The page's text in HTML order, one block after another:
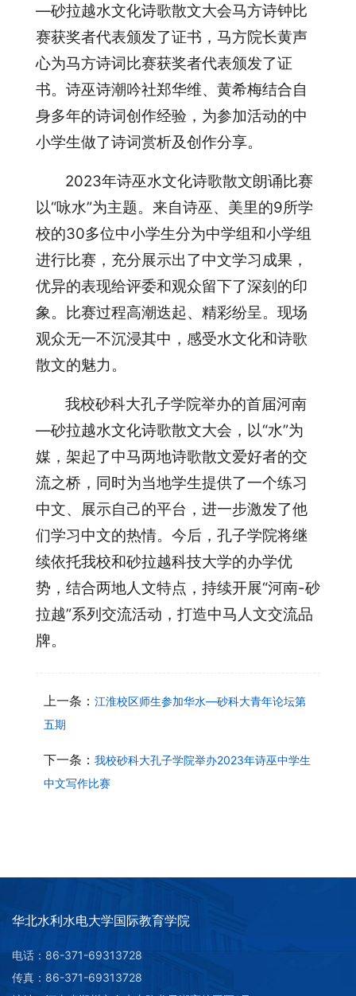
—砂拉越水文化诗歌散文大会马方诗钟比
赛获奖者代表颁发了证书，马方院长黄声
心为马方诗词比赛获奖者代表颁发了证
书。诗巫诗潮吟社郑华维、黄希梅结合自
身多年的诗词创作经验，为参加活动的中
小学生做了诗词赏析及创作分享。
2023年诗巫水文化诗歌散文朗诵比赛
以“咏水”为主题。来自诗巫、美里的9所学
校的30多位中小学生分为中学组和小学组
进行比赛，充分展示出了中文学习成果，
优异的表现给评委和观众留下了深刻的印
象。比赛过程高潮迭起、精彩纷呈。现场
观众无一不沉浸其中，感受水文化和诗歌
散文的魅力。
我校砂科大孔子学院举办的首届河南
—砂拉越水文化诗歌散文大会，以“水”为
媒，架起了中马两地诗歌散文爱好者的交
流之桥，同时为当地学生提供了一个练习
中文、展示自己的平台，进一步激发了他
们学习中文的热情。今后，孔子学院将继
续依托我校和砂拉越科技大学的办学优
势，结合两地人文特点，持续开展“河南-砂
拉越”系列交流活动，打造中马人文交流品
牌。
上一条： 江淮校区师生参加华水—砂科大青年论坛第
五期
下一条： 我校砂科大孔子学院举办2023年诗巫中学生
中文写作比赛
华北水利水电大学国际教育学院
电话：86-371-69313728
传真：86-371-69313728